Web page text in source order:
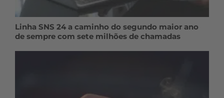
Linha SNS 24 a caminho do segundo maior ano
de sempre com sete milhões de chamadas